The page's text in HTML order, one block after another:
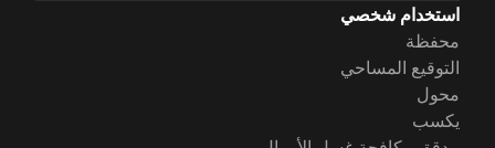
استخدام شخصي
محفظة
التوقيع المساحي
محول
يكسب